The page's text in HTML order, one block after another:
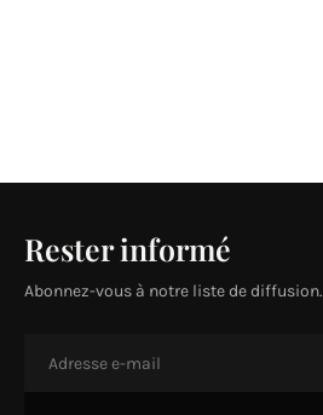
Rester informé
Abonnez-vous à notre liste de diffusion.